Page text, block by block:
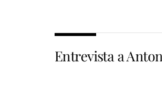
Entrevista a